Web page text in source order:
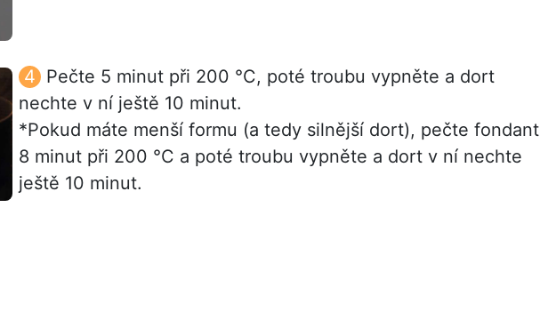
Pečte 5 minut při 200 °C, poté troubu vypněte a dort
nechte v ní ještě 10 minut.
*Pokud máte menší formu (a tedy silnější dort), pečte fondant
8 minut při 200 °C a poté troubu vypněte a dort v ní nechte
ještě 10 minut.